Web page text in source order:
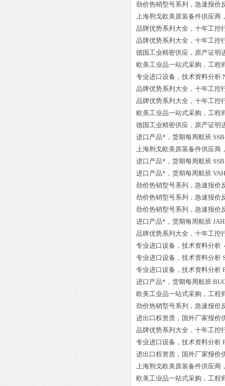
劲价热销型号系列，急速报价
上海荆戈欧美原装备件供应商
品牌优势系列大全，十年工控
品牌优势系列大全，十年工控
德国工业精密供应，原产证明
欧美工业品一站式采购，工程
专业进口设备，技术资料分析
品牌优势系列大全，十年工控
品牌优势系列大全，十年工控
欧美工业品一站式采购，工程
德国工业精密供应，原产证明
进口产品*，货期每周航班
上海荆戈欧美原装备件供应商
进口产品*，货期每周航班
进口产品*，货期每周航班
劲价热销型号系列，急速报价
劲价热销型号系列，急速报价
劲价热销型号系列，急速报价
进口产品*，货期每周航班
品牌优势系列大全，十年工控
专业进口设备，技术资料分析
专业进口设备，技术资料分析
专业进口设备，技术资料分析
进口产品*，货期每周航班
欧美工业品一站式采购，工程
劲价热销型号系列，急速报价
进出口权资质，国外厂家报价
品牌优势系列大全，十年工控
专业进口设备，技术资料分析
进出口权资质，国外厂家报价
上海荆戈欧美原装备件供应商
欧美工业品一站式采购，工程